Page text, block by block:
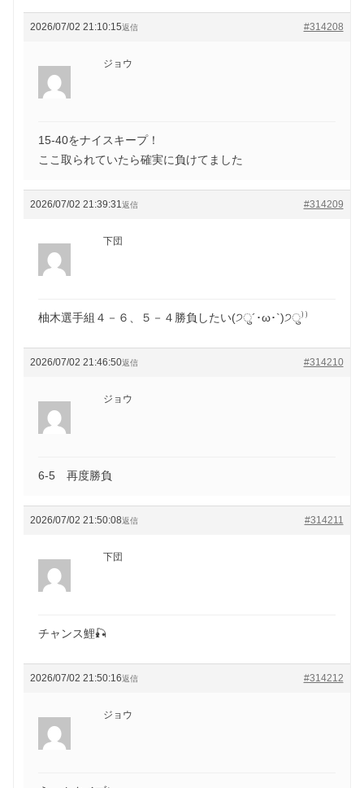
2026/07/02 21:10:15 #314208
返信
ジョウ
15-40をナイスキープ！
ここ取られていたら確実に負けてました
2026/07/02 21:39:31 #314209
返信
下団
柚木選手組４－６、５－４勝負したい(੭ु´･ω･`)੭ु⁾⁾
2026/07/02 21:46:50 #314210
返信
ジョウ
6-5 再度勝負
2026/07/02 21:50:08 #314211
返信
下団
チャンス鯉🎣
2026/07/02 21:50:16 #314212
返信
ジョウ